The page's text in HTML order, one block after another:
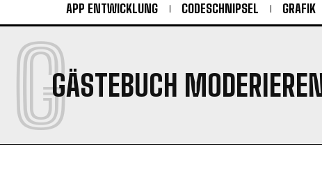
APP ENTWICKLUNG CODESCHNIPSEL GRAFIK
GÄSTEBUCH MODERIEREN
G